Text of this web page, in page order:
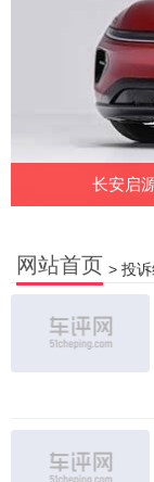
长安启
网站首页 > 投